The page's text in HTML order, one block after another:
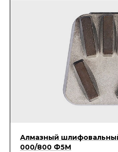
Алмазный
000/800 Ф5М